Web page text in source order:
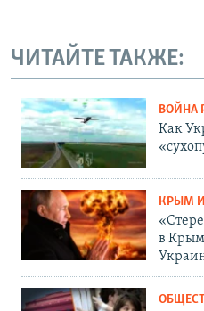
ЧИТАЙТЕ ТАКЖЕ:
ВОЙНА
Как
КРЫМ
в